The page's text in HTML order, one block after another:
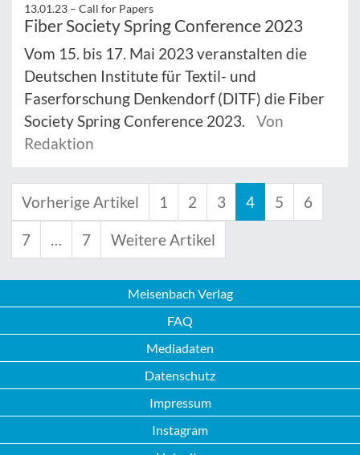
13.01.23 – Call for Papers
Fiber Society Spring Conference 2023
Vom 15. bis 17. Mai 2023 veranstalten die
Deutschen Institute für Textil- und
Faserforschung Denkendorf (DITF) die Fiber
Society Spring Conference 2023.
Von
Redaktion
Vorherige Artikel 1 2 3 4 5 6
7 … 7 Weitere Artikel
Meisenbach Verlag
FAQ
Mediadaten
Datenschutz
Impressum
Instagram